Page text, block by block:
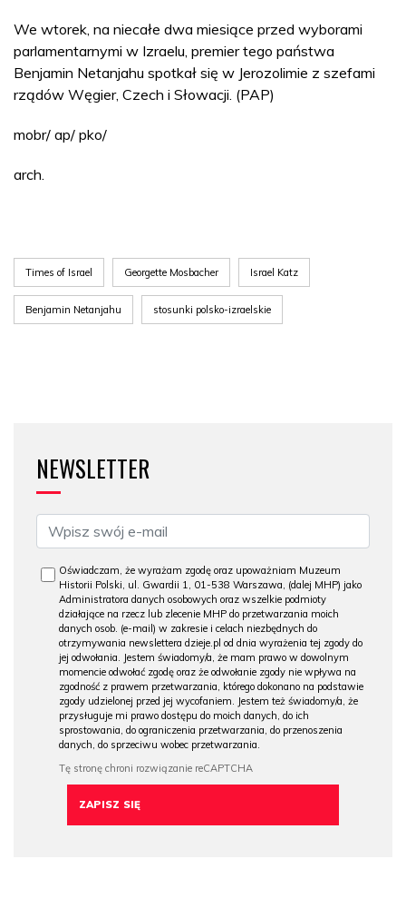
We wtorek, na niecałe dwa miesiące przed wyborami
parlamentarnymi w Izraelu, premier tego państwa
Benjamin Netanjahu spotkał się w Jerozolimie z szefami
rządów Węgier, Czech i Słowacji. (PAP)
mobr/ ap/ pko/
arch.
Times of Israel Georgette Mosbacher Israel Katz
Benjamin Netanjahu stosunki polsko-izraelskie
NEWSLETTER
Oświadczam, że wyrażam zgodę oraz upoważniam Muzeum
Historii Polski, ul. Gwardii 1, 01-538 Warszawa, (dalej MHP) jako
Administratora danych osobowych oraz wszelkie podmioty
działające na rzecz lub zlecenie MHP do przetwarzania moich
danych osob. (e-mail) w zakresie i celach niezbędnych do
otrzymywania newslettera dzieje.pl od dnia wyrażenia tej zgody do
jej odwołania. Jestem świadomy/a, że mam prawo w dowolnym
momencie odwołać zgodę oraz że odwołanie zgody nie wpływa na
zgodność z prawem przetwarzania, którego dokonano na podstawie
zgody udzielonej przed jej wycofaniem. Jestem też świadomy/a, że
przysługuje mi prawo dostępu do moich danych, do ich
sprostowania, do ograniczenia przetwarzania, do przenoszenia
danych, do sprzeciwu wobec przetwarzania.